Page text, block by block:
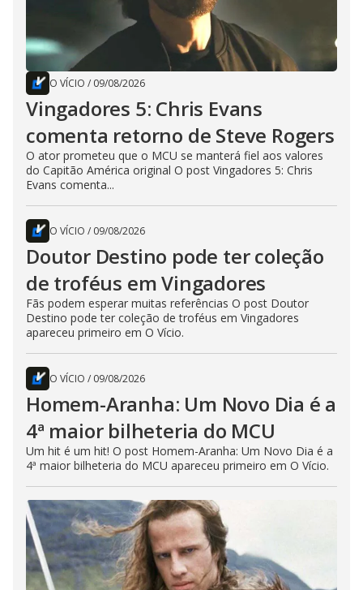
O VÍCIO / 09/08/2026
Vingadores 5: Chris Evans
comenta retorno de Steve Rogers
O ator prometeu que o MCU se manterá fiel aos valores
do Capitão América original O post Vingadores 5: Chris
Evans comenta...
O VÍCIO / 09/08/2026
Doutor Destino pode ter coleção
de troféus em Vingadores
Fãs podem esperar muitas referências O post Doutor
Destino pode ter coleção de troféus em Vingadores
apareceu primeiro em O Vício.
O VÍCIO / 09/08/2026
Homem-Aranha: Um Novo Dia é a
4ª maior bilheteria do MCU
Um hit é um hit! O post Homem-Aranha: Um Novo Dia é a
4ª maior bilheteria do MCU apareceu primeiro em O Vício.